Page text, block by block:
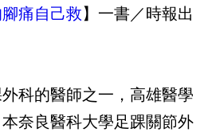
痛自己救】一書／時報出
科的醫師之一，高雄醫學
奈良醫科大學足踝關節外